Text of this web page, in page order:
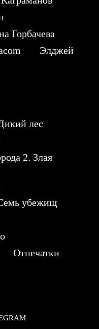
Горбачева
Элджей
лес
2. Злая
убежищ
Отпечатки